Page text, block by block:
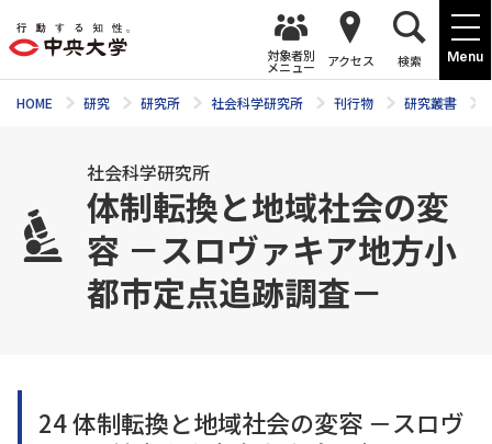
Menu
対象者別
メニュー アクセス 検索
HOME 研究 研究所 社会科学研究所 刊行物 研究叢書
社会科学研究所
体制転換と地域社会の変
容 －スロヴァキア地方小
都市定点追跡調査－
24 体制転換と地域社会の変容 －スロヴ